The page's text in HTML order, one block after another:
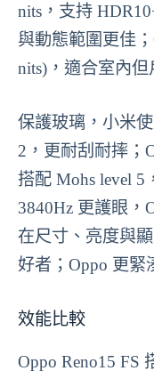
nits，支持
與動態範圍更佳
nits)，適合室內但
保護玻璃，小米使
2，更耐刮耐摔；
搭配 Mohs level
3840Hz 更護眼，
在尺寸、亮度與
好者；Oppo 更緊
效能比較
Oppo Reno15 FS